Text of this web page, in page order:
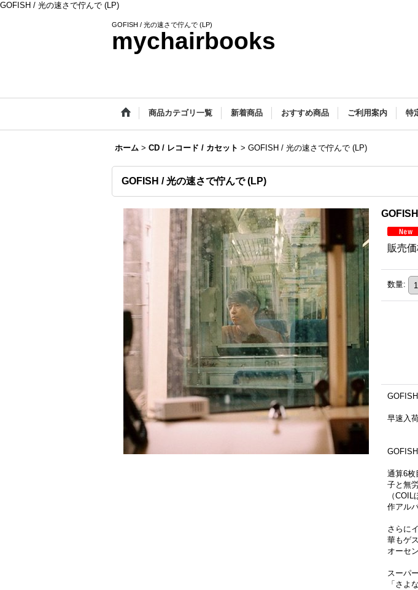
GOFISH / 光の速さで佇んで (LP)
GOFISH / 光の速さで佇んで (LP)
mychairbooks
商品カテゴリ一覧 新着商品 おすすめ商品 ご利用案内 特
ホーム > CD / レコード / カセット > GOFISH / 光の速さで佇んで (LP)
GOFISH / 光の速さで佇んで (LP)
販売
数量:
早速入
通算6枚
子と無
（
作アルバ
さらに
華もゲ
オーセ
スーパ
「さよ